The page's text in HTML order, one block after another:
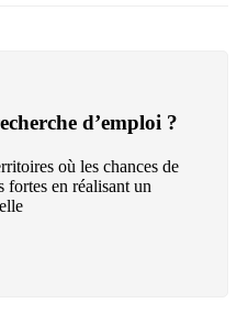
d’emploi ?
où les chances de
en réalisant un